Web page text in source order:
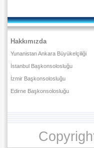
Hakkımızda
Yunanistan Ankara Büyükelçiliği
İstanbul Başkonsolosluğu
İzmir Başkonsolosluğu
Edirne Başkonsolosluğu